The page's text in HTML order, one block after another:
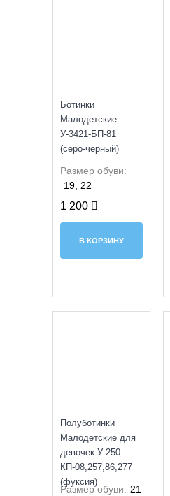
Ботинки
Малодетские
У-3421-БП-81
(серо-черный)
Размер обуви:
19, 22
1 200
В КОРЗИНУ
Полуботинки
Малодетские для
девочек У-250-
КП-08,257,86,277
(фуксия)
Размер обуви: 21